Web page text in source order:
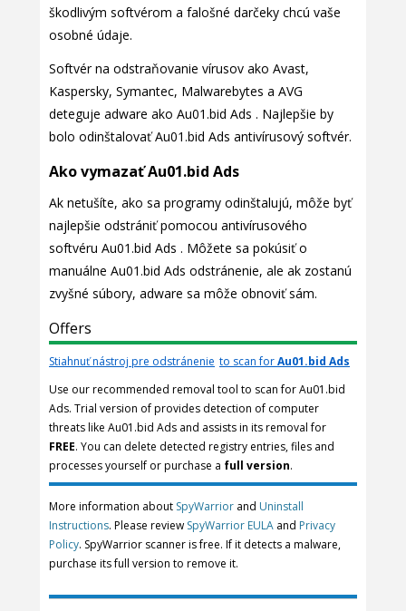
škodlivým softvérom a falošné darčeky chcú vaše
osobné údaje.
Softvér na odstraňovanie vírusov ako Avast,
Kaspersky, Symantec, Malwarebytes a AVG
deteguje adware ako Au01.bid Ads . Najlepšie by
bolo odinštalovať Au01.bid Ads antivírusový softvér.
Ako vymazať Au01.bid Ads
Ak netušíte, ako sa programy odinštalujú, môže byť
najlepšie odstrániť pomocou antivírusového
softvéru Au01.bid Ads . Môžete sa pokúsiť o
manuálne Au01.bid Ads odstránenie, ale ak zostanú
zvyšné súbory, adware sa môže obnoviť sám.
Offers
Stiahnuť nástroj pre odstránenie to scan forAu01.bid Ads
Use our recommended removal tool to scan for Au01.bid
Ads. Trial version of provides detection of computer
threats like Au01.bid Ads and assists in its removal for
FREE. You can delete detected registry entries, files and
processes yourself or purchase a full version.
More information about SpyWarrior and Uninstall
Instructions. Please review SpyWarrior EULA and Privacy
Policy. SpyWarrior scanner is free. If it detects a malware,
purchase its full version to remove it.